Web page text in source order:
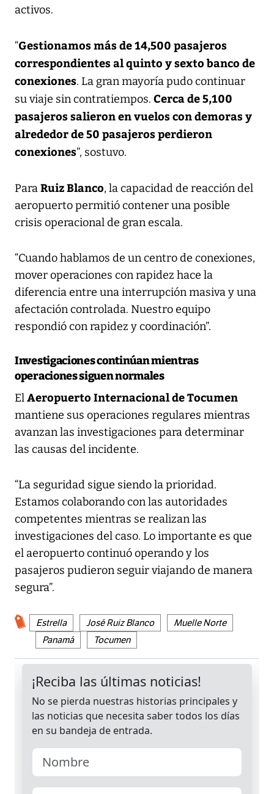
activos.
“Gestionamos más de 14,500 pasajeros
correspondientes al quinto y sexto banco de
conexiones. La gran mayoría pudo continuar
su viaje sin contratiempos. Cerca de 5,100
pasajeros salieron en vuelos con demoras y
alrededor de 50 pasajeros perdieron
conexiones”, sostuvo.
ParaRuiz Blanco, la capacidad de reacción del
aeropuerto permitió contener una posible
crisis operacional de gran escala.
“Cuando hablamos de un centro de conexiones,
mover operaciones con rapidez hace la
diferencia entre una interrupción masiva y una
afectación controlada. Nuestro equipo
respondió con rapidez y coordinación”.
Investigaciones continúan mientras
operaciones siguen normales
ElAeropuerto Internacional de Tocumen
mantiene sus operaciones regulares mientras
avanzan las investigaciones para determinar
las causas del incidente.
“La seguridad sigue siendo la prioridad.
Estamos colaborando con las autoridades
competentes mientras se realizan las
investigaciones del caso. Lo importante es que
el aeropuerto continuó operando y los
pasajeros pudieron seguir viajando de manera
segura”.
Estrella José Ruiz Blanco
Muelle Norte
Panamá
Tocumen